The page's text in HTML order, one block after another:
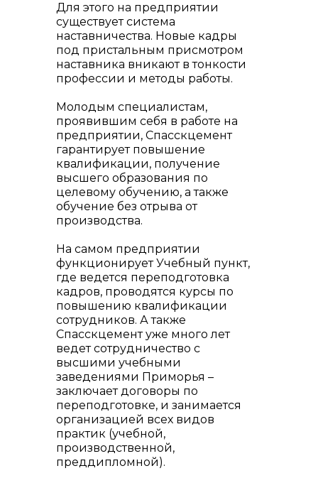
+7 (423) 234 50 50
info@vostokcement.ru
Для этого на предприятии
существует система
наставничества. Новые кадры
под пристальным присмотром
наставника вникают в тонкости
профессии и методы работы.
Молодым специалистам,
проявившим себя в работе на
предприятии, Спасскцемент
гарантирует повышение
квалификации, получение
высшего образования по
целевому обучению, а также
обучение без отрыва от
производства.
На самом предприятии
функционирует Учебный пункт,
где ведется переподготовка
кадров, проводятся курсы по
повышению квалификации
сотрудников. А также
Спасскцемент уже много лет
ведет сотрудничество с
высшими учебными
заведениями Приморья –
заключает договоры по
переподготовке, и занимается
организацией всех видов
практик (учебной,
производственной,
преддипломной).